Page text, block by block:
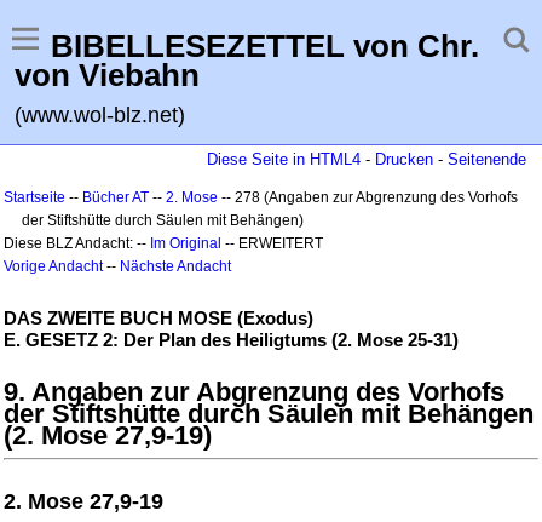
BIBELLESEZETTEL von Chr.
von Viebahn
(www.wol-blz.net)
Diese Seite in HTML4 - Drucken - Seitenende
Startseite -- Bücher AT -- 2. Mose -- 278 (Angaben zur Abgrenzung des Vorhofs
der Stiftshütte durch Säulen mit Behängen)
Diese BLZ Andacht: -- Im Original -- ERWEITERT
Vorige Andacht-- Nächste Andacht
DAS ZWEITE BUCH MOSE (Exodus)
E. GESETZ 2: Der Plan des Heiligtums (2. Mose 25-31)
9. Angaben zur Abgrenzung des Vorhofs
der Stiftshütte durch Säulen mit Behängen
(2. Mose 27,9-19)
2. Mose 27,9-19